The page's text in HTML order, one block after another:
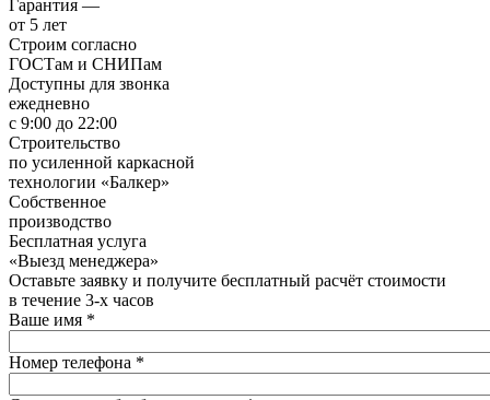
Гарантия —
от 5 лет
Строим согласно
ГОСТам и СНИПам
Доступны для звонка
ежедневно
с 9:00 до 22:00
Строительство
по усиленной каркасной
технологии «Балкер»
Собственное
производство
Бесплатная услуга
«Выезд менеджера»
Оставьте заявку и получите бесплатный расчёт стоимости
в течение 3‑х часов
Ваше имя *
Номер телефона *